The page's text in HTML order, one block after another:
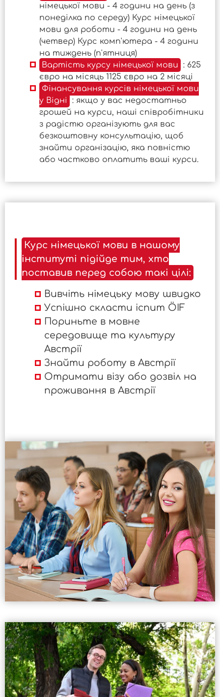
німецької мови - 4 години на день (з
понеділка по середу) Курс німецької
мови для роботи - 4 години на день
(четвер) Курс комп'ютера - 4 години
на тиждень (п'ятниця)
Вартість курсу німецької мови
: 625
євро на місяць 1125 євро на 2 місяці
Фінансування курсів німецької мови
у Відні
: якщо у вас недостатньо
грошей на курси, наші співробітники
з радістю організують для вас
безкоштовну консультацію, щоб
знайти організацію, яка повністю
або частково оплатить ваші курси.
Курс німецької мови в нашому
інституті підійде тим, хто
поставив перед собою такі цілі:
Вивчіть німецьку мову швидко
Успішно скласти іспит ÖIF
Пориньте в мовне
середовище та культуру
Австрії
Знайти роботу в Австрії
Отримати візу або дозвіл на
проживання в Австрії